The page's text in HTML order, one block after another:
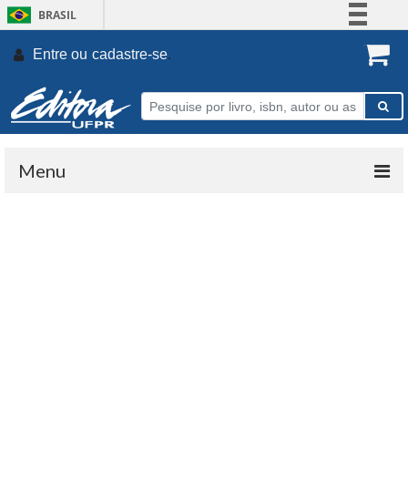
BRASIL
Participe
Entre ou cadastre-se.
Menu